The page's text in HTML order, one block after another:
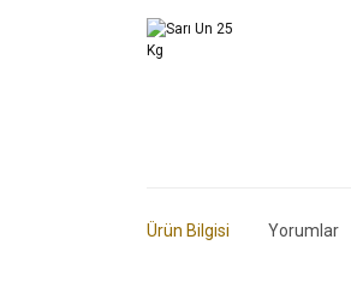
Ürün Bilgisi Yorumlar